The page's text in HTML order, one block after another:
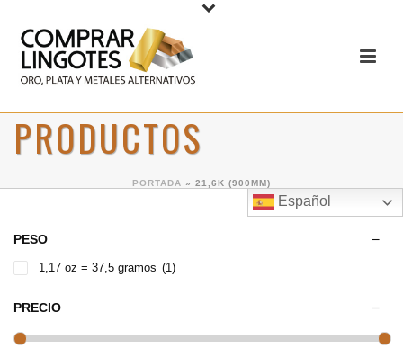
PRODUCTOS
PORTADA » 21,6K (900MM)
Español
PESO
1,17 oz = 37,5 gramos (1)
PRECIO